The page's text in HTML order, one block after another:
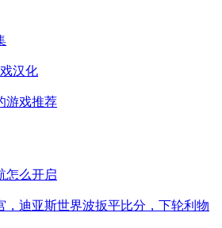
汉化
游戏推荐
怎么开启
，迪亚斯世界波扳平比分，下轮利物